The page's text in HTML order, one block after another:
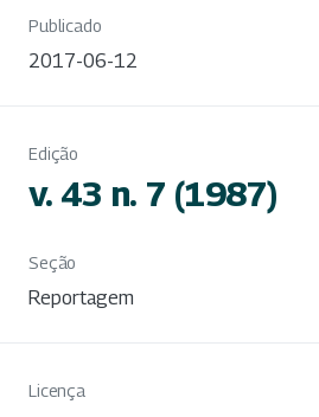
Publicado
2017-06-12
Edição
v. 43 n. 7 (1987)
Seção
Reportagem
Licença